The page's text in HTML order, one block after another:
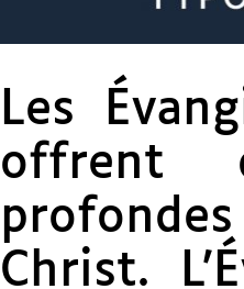
Les
offrent
Christ.